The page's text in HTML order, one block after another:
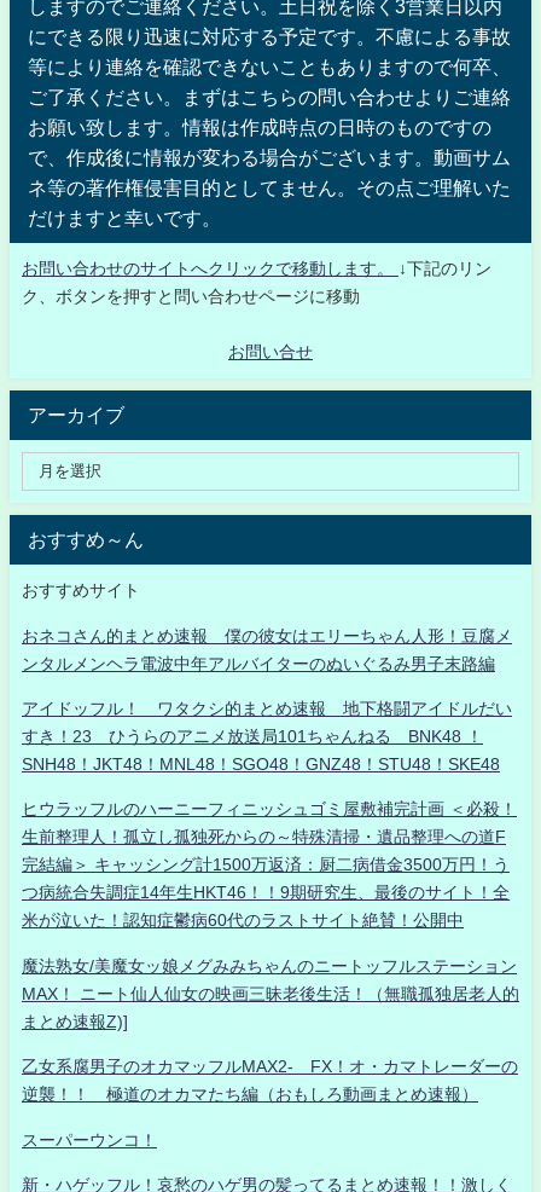
しますのでご連絡ください。土日祝を除く3営業日以内
にできる限り迅速に対応する予定です。不慮による事故
等により連絡を確認できないこともありますので何卒、
ご了承ください。まずはこちらの問い合わせよりご連絡
お願い致します。情報は作成時点の日時のものですの
で、作成後に情報が変わる場合がございます。動画サム
ネ等の著作権侵害目的としてません。その点ご理解いた
だけますと幸いです。
お問い合わせのサイトへクリックで移動します。
↓下記のリン
ク、ボタンを押すと問い合わせページに移動
お問い合せ
アーカイブ
おすすめ～ん
おすすめサイト
おネコさん的まとめ速報 僕の彼女はエリーちゃん人形！豆腐メ
ンタルメンヘラ電波中年アルバイターのぬいぐるみ男子末路編
アイドッフル！ ワタクシ的まとめ速報 地下格闘アイドルだい
すき！23 ひうらのアニメ放送局101ちゃんねる BNK48 ！
SNH48！JKT48！MNL48！SGO48！GNZ48！STU48！SKE48
ヒウラッフルのハーニーフィニッシュゴミ屋敷補完計画 ＜必殺！
生前整理人！孤立し孤独死からの～特殊清掃・遺品整理への道F
完結編＞ キャッシング計1500万返済：厨二病借金3500万円！う
つ病統合失調症14年生HKT46！！9期研究生、最後のサイト！全
米が泣いた！認知症鬱病60代のラストサイト絶賛！公開中
魔法熟女/美魔女ッ娘メグみみちゃんのニートッフルステーション
MAX！ ニート仙人仙女の映画三昧老後生活！（無職孤独居老人的
まとめ速報Z)]
乙女系腐男子のオカマッフルMAX2- FX！オ・カマトレーダーの
逆襲！！ 極道のオカマたち編（おもしろ動画まとめ速報）
スーパーウンコ！
新・ハゲッフル！哀愁のハゲ男の髪ってるまとめ速報！！激しく